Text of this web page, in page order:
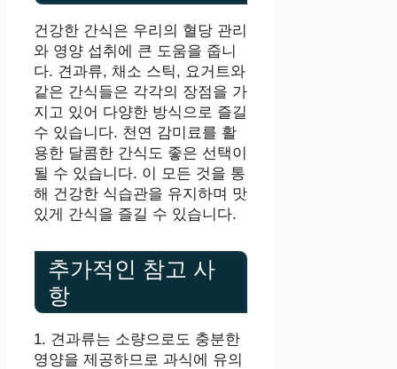
건강한 간식은 우리의 혈당 관리
와 영양 섭취에 큰 도움을 줍니
다. 견과류, 채소 스틱, 요거트와
같은 간식들은 각각의 장점을 가
지고 있어 다양한 방식으로 즐길
수 있습니다. 천연 감미료를 활
용한 달콤한 간식도 좋은 선택이
될 수 있습니다. 이 모든 것을 통
해 건강한 식습관을 유지하며 맛
있게 간식을 즐길 수 있습니다.
추가적인 참고 사
항
1. 견과류는 소량으로도 충분한
영양을 제공하므로 과식에 유의